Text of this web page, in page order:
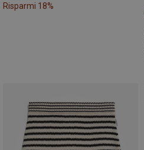
Risparmi 18%